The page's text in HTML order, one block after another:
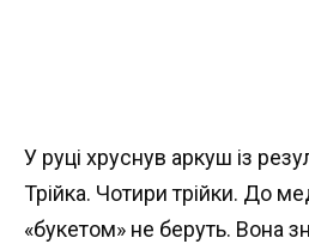
У руці хруснув аркуш із
Трійка. Чотири трійки. До
«букетом» не беруть. Вона